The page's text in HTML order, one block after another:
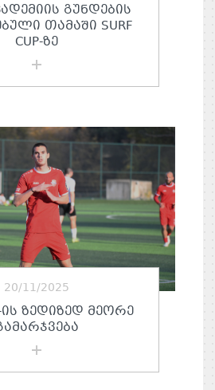
ᲒᲣᲜᲓᲔᲑᲘᲡ
ᲗᲐᲛᲐᲨᲘ SURF
CUP-ᲖᲔ
20/11/2025
ᲖᲔᲓᲘᲖᲔᲓ ᲛᲔᲝᲠᲔ